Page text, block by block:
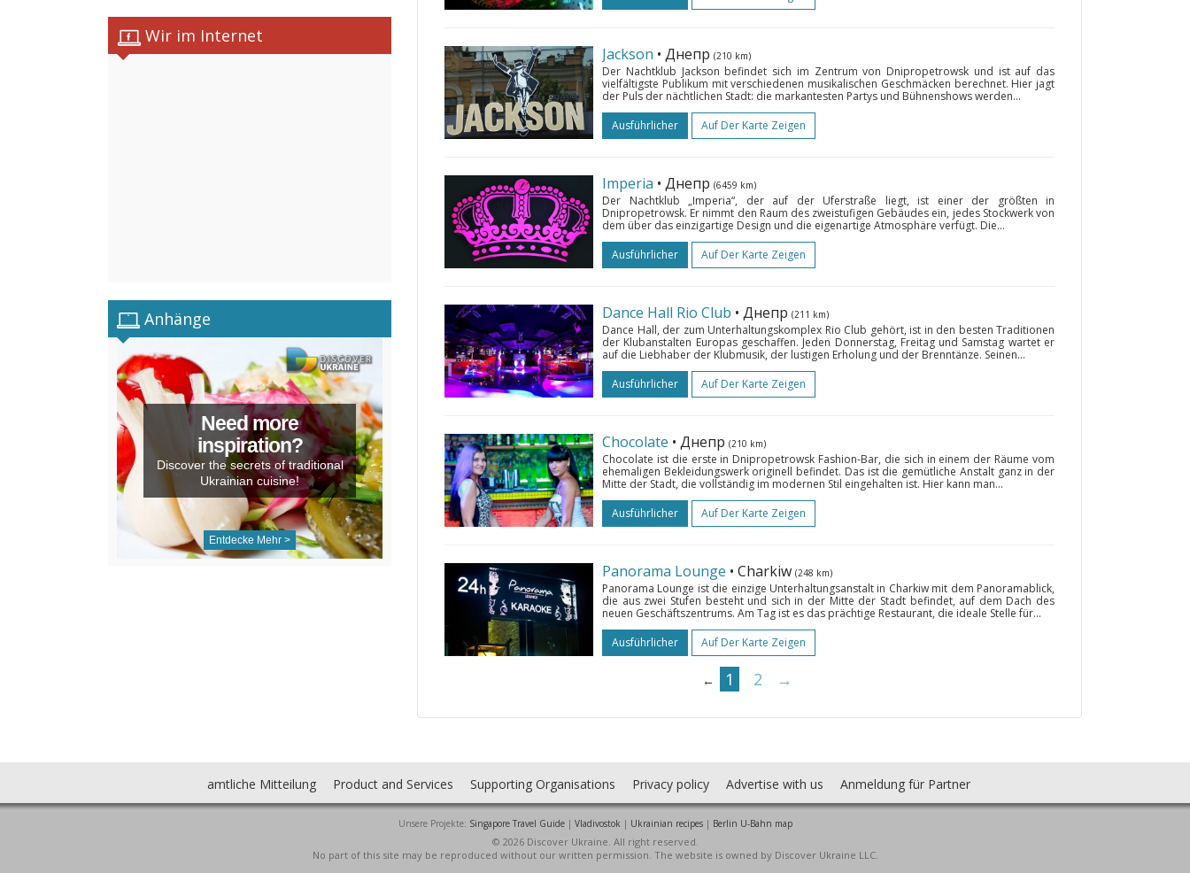
Wir im Internet
Anhänge
Need more
inspiration?
Discover the secrets of traditional
Ukrainian cuisine!
Entdecke Mehr >
Jackson • Днепр (210 km)
Der Nachtklub Jackson befindet sich im Zentrum von Dnipropetrowsk und ist auf das
vielfältigste Publikum mit verschiedenen musikalischen Geschmäcken berechnet. Hier jagt
der Puls der nächtlichen Stadt: die markantesten Partys und Bühnenshows werden...
Ausführlicher
Auf Der Karte Zeigen
Imperia • Днепр (6459 km)
Der Nachtklub „Imperia“, der auf der Uferstraße liegt, ist einer der größten in
Dnipropetrowsk. Er nimmt den Raum des zweistufigen Gebäudes ein, jedes Stockwerk von
dem über das einzigartige Design und die eigenartige Atmosphäre verfügt. Die...
Ausführlicher
Auf Der Karte Zeigen
Dance Hall Rio Club • Днепр (211 km)
Dance Hall, der zum Unterhaltungskomplex Rio Club gehört, ist in den besten Traditionen
der Klubanstalten Europas geschaffen. Jeden Donnerstag, Freitag und Samstag wartet er
auf die Liebhaber der Klubmusik, der lustigen Erholung und der Brenntänze. Seinen...
Ausführlicher
Auf Der Karte Zeigen
Chocolate • Днепр (210 km)
Chocolate ist die erste in Dnipropetrowsk Fashion-Bar, die sich in einem der Räume vom
ehemaligen Bekleidungswerk originell befindet. Das ist die gemütliche Anstalt ganz in der
Mitte der Stadt, die vollständig im modernen Stil eingehalten ist. Hier kann man...
Ausführlicher
Auf Der Karte Zeigen
Panorama Lounge • Charkiw (248 km)
Panorama Lounge ist die einzige Unterhaltungsanstalt in Charkiw mit dem Panoramablick,
die aus zwei Stufen besteht und sich in der Mitte der Stadt befindet, auf dem Dach des
neuen Geschäftszentrums. Am Tag ist es das prächtige Restaurant, die ideale Stelle für...
Ausführlicher
Auf Der Karte Zeigen
← 1 2 →
amtliche Mitteilung Product and Services Supporting Organisations Privacy policy Advertise with us Anmeldung für Partner
Unsere Projekte: Singapore Travel Guide| Vladivostok | Ukrainian recipes| Berlin U-Bahn map
© 2026 Discover Ukraine. All right reserved.
No part of this site may be reproduced without our written permission. The website is owned by Discover Ukraine LLC.